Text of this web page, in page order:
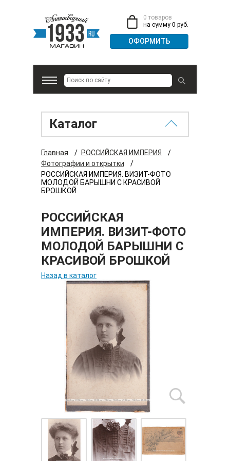
0 товаров
на сумму 0 руб.
Каталог
Главная / РОССИЙСКАЯ ИМПЕРИЯ
/
Фотографии и открытки
/
РОССИЙСКАЯ ИМПЕРИЯ. ВИЗИТ-ФОТО
МОЛОДОЙ БАРЫШНИ С КРАСИВОЙ
БРОШКОЙ
РОССИЙСКАЯ
ИМПЕРИЯ. ВИЗИТ-ФОТО
МОЛОДОЙ БАРЫШНИ С
КРАСИВОЙ БРОШКОЙ
Назад в каталог